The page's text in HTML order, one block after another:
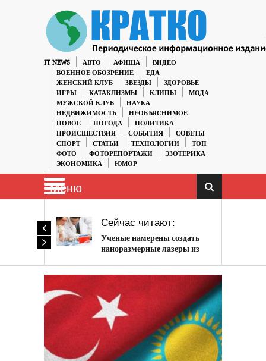
IT NEWS АВТО АФИША
ВИДЕО
ВОЕННОЕ ОБОЗРЕНИЕ
ЕДА
ЖЕНСКИЙ КЛУБ
ЗВЕЗДЫ
ЗДОРОВЬЕ
ИГРЫ
КАТАКЛИЗМЫ КЛИПЫ
МОДА
МУЖСКОЙ КЛУБ
НАУКА
НЕДВИЖИМОСТЬ
НЕОБЪЯСНИМОЕ
НОВОЕ
ПОГОДА
ПОЛИТИКА
ПРОИСШЕСТВИЯ
СОБЫТИЯ
СОВЕТЫ
СПОРТ
СТАТЬИ ТЕХНОЛОГИИ
ТОП
ФОТО
ФОТОРЕПОРТАЖИ
ЭЗОТЕРИКА
ЭКОНОМИКА
ЮМОР
Меню
Сейчас читают:
Ученые намерены создать
наноразмерные лазеры из